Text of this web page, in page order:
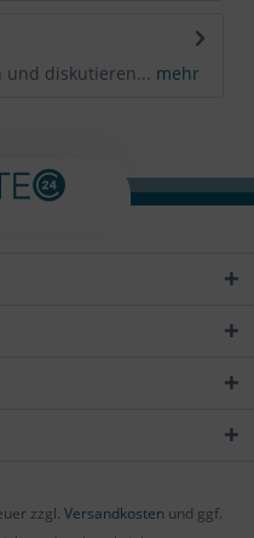
und diskutieren... mehr
zzgl. Versandkosten und ggf.